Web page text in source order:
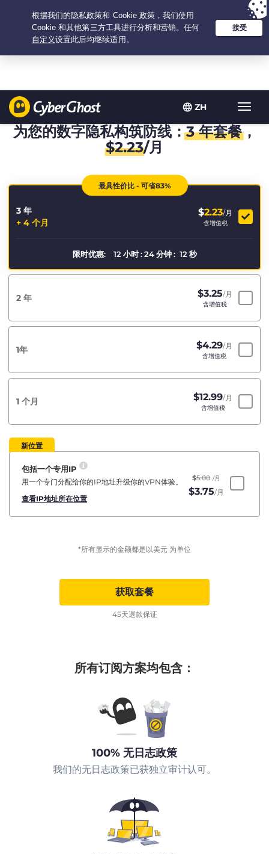
ZH
Your choice:The Best Dealfor 3.3333333333333-years at $2.23
/month
为您的数字隐私构筑防线：3 年套餐，
$2.23/月
最具性价比 - 可省83%
3 年
+ 4 个月
$2.23/月
含增值税
限时优惠: 12 小时 : 24 分钟 : 12 秒
2 年 $3.25/月
含增值税
1年 $4.29/月
含增值税
1 个月 $12.99/月
含增值税
新位置
包括一个专用IP
用一个专门分配给你的IP地址升级你的VPN体验。
查看IP地址所在位置
$5.00 /月
$3.75/月
*所有显示的金额都是以美元 为单位
获取套餐
45天退款保证
所有订阅方案均包含：
100% 无日志政策
我们的无日志政策已获独立审计认可。